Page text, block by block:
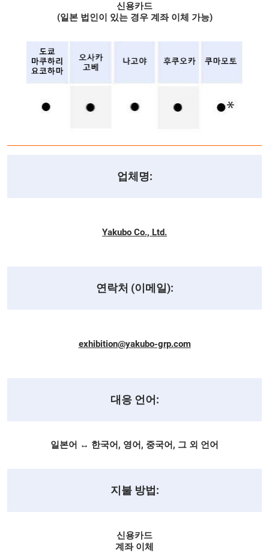
신용카드
(일본 법인이 있는 경우 계좌 이체 가능)
업체명:
Yakubo Co., Ltd.
연락처 (이메일):
exhibition@yakubo-grp.com
대응 언어:
일본어 ↔ 한국어, 영어, 중국어, 그 외 언어
지불 방법:
신용카드
계좌 이체